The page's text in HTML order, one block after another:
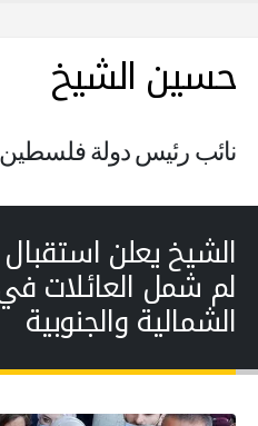
حسين الشيخ
نائب رئيس دولة فلسطين
الشيخ يعلن
لم شمل العائلات
الشمالية والجنوبية